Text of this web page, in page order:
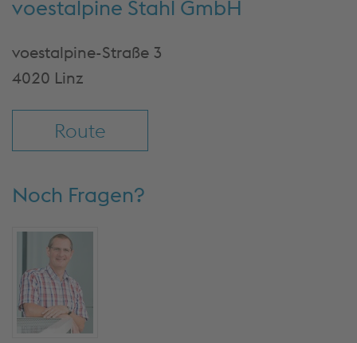
voestalpine Stahl GmbH
voestalpine-Straße 3
4020 Linz
Route
Noch Fragen?